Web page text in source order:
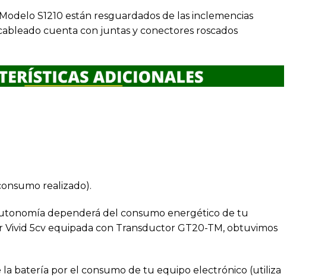
S1210 están resguardados de las inclemencias
cuenta con juntas y conectores roscados
realizado).
dependerá del consumo energético de tu
5cv equipada con Transductor GT20-TM, obtuvimos
la batería por el consumo de tu equipo electrónico (utiliza